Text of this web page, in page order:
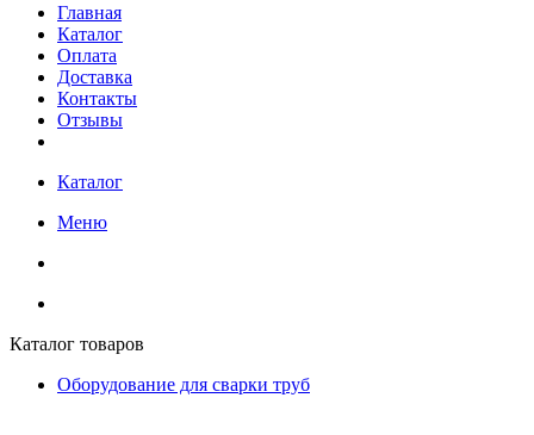
Главная
Каталог
Оплата
Доставка
Контакты
Отзывы
Каталог
Меню
Каталог товаров
Оборудование для сварки труб